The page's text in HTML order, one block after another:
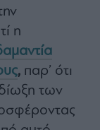
η
, παρ’ ότι
των